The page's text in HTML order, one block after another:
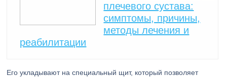
плечевого сустава:
симптомы, причины,
методы лечения и
реабилитации
Его укладывают на специальный щит, который позволяет